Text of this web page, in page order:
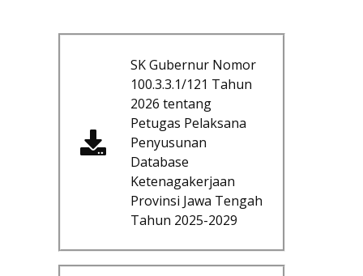
SK Gubernur Nomor
100.3.3.1/121 Tahun
2026 tentang
Petugas Pelaksana
Penyusunan
Database
Ketenagakerjaan
Provinsi Jawa Tengah
Tahun 2025-2029